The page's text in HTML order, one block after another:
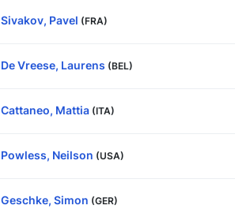
Sivakov, Pavel (FRA)
De Vreese, Laurens (BEL)
Cattaneo, Mattia (ITA)
Powless, Neilson (USA)
Geschke, Simon (GER)